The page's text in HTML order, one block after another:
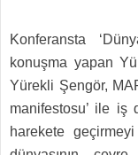
Konferansta
konuşma yapan
Yürekli Şengör,
manifestosu’ ile iş
harekete